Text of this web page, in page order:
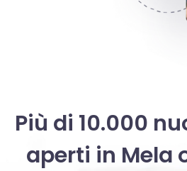
Più di 10.000
aperti in Mela